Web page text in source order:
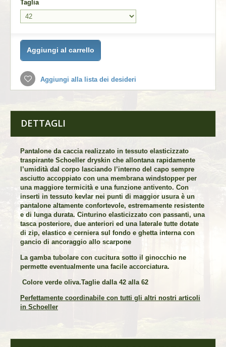
Taglia
Aggiungi al carrello
Aggiungi alla lista dei desideri
DETTAGLI
Pantalone da caccia realizzato in tessuto elasticizzato
traspirante Schoeller dryskin che allontana rapidamente
l’umidità dal corpo lasciando l’interno del capo sempre
asciutto accoppiato con una membrana windstopper per
una maggiore termicità e una funzione antivento. Con
inserti in tessuto kevlar nei punti di maggior usura è un
pantalone altamente confortevole, estremamente resistente
e di lunga durata. Cinturino elasticizzato con passanti, una
tasca posteriore, due anteriori ed una laterale tutte dotate
di zip, elastico e cerniera sul fondo e ghetta interna con
gancio di ancoraggio allo scarpone
La gamba tubolare con cucitura sotto il ginocchio ne
permette eventualmente una facile accorciatura.
Colore verde oliva.Taglie dalla 42 alla 62
Perfettamente coordinabile con tutti gli altri nostri articoli
in Schoeller